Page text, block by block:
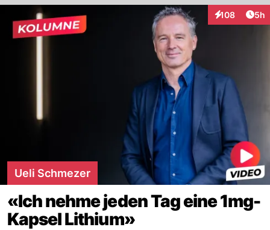
108
Interaktionen
5h
Ueli Schmezer
«Ich nehme jeden Tag eine 1mg-
Kapsel Lithium»